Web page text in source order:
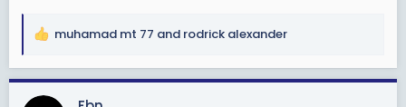
R
a
c
muhamad mt 77 and rodrick alexander